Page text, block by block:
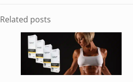
Related posts